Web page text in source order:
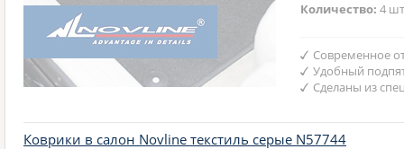
Количество:4
Современное
Удобный
Сделаны из
Коврики в салон Novline текстиль серые N57744